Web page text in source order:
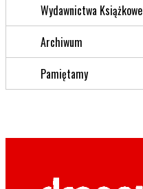
Wydawnictwa Książkowe
Archiwum
Pamiętamy